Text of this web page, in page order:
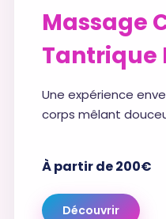
Massage
Tantrique
Une expérience
corps mêlant
À partir de 200€
Découvrir